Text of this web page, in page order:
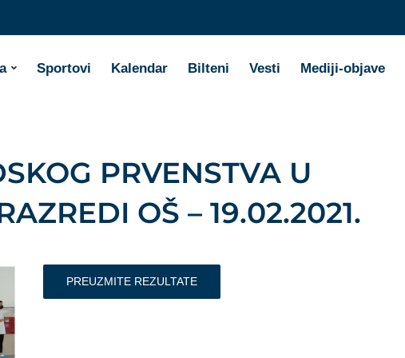
Sportovi Kalendar Bilteni Vesti Mediji-objave
PRVENSTVA U
OŠ – 19.02.2021.
PREUZMITE REZULTATE